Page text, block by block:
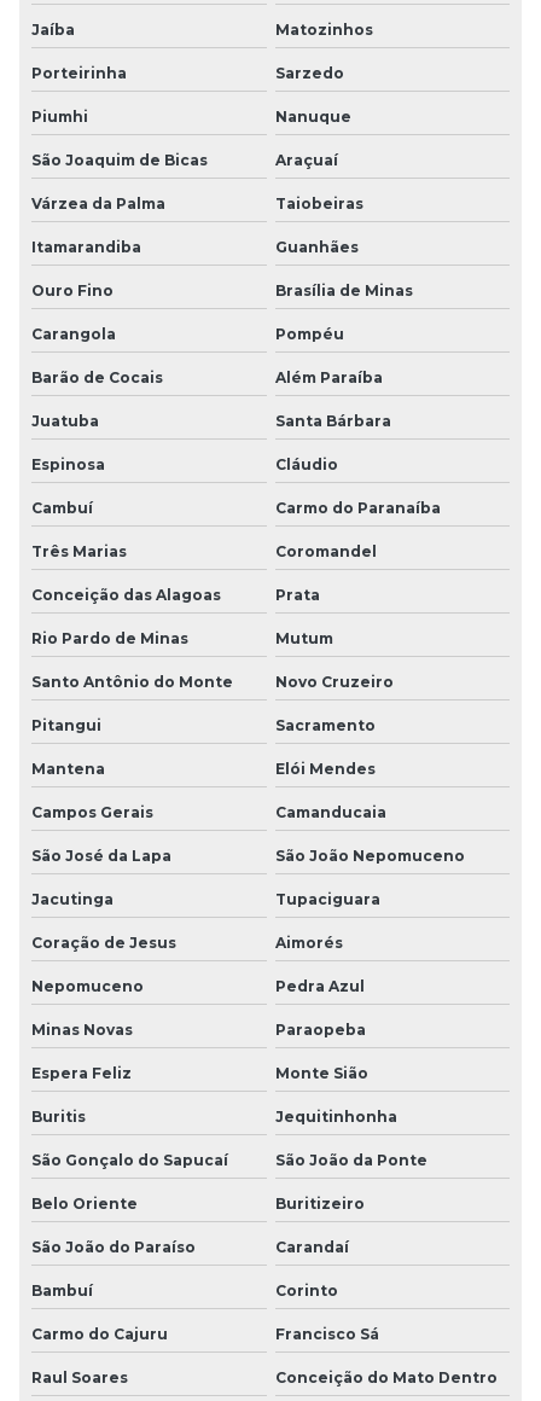
Jaíba Matozinhos
Porteirinha Sarzedo
Piumhi Nanuque
São Joaquim de Bicas Araçuaí
Várzea da Palma Taiobeiras
Itamarandiba Guanhães
Ouro Fino Brasília de Minas
Carangola Pompéu
Barão de Cocais Além Paraíba
Juatuba Santa Bárbara
Espinosa Cláudio
Cambuí Carmo do Paranaíba
Três Marias Coromandel
Conceição das Alagoas Prata
Rio Pardo de Minas Mutum
Santo Antônio do Monte Novo Cruzeiro
Pitangui Sacramento
Mantena Elói Mendes
Campos Gerais Camanducaia
São José da Lapa São João Nepomuceno
Jacutinga Tupaciguara
Coração de Jesus Aimorés
Nepomuceno Pedra Azul
Minas Novas Paraopeba
Espera Feliz Monte Sião
Buritis Jequitinhonha
São Gonçalo do Sapucaí São João da Ponte
Belo Oriente Buritizeiro
São João do Paraíso Carandaí
Bambuí Corinto
Carmo do Cajuru Francisco Sá
Raul Soares Conceição do Mato Dentro